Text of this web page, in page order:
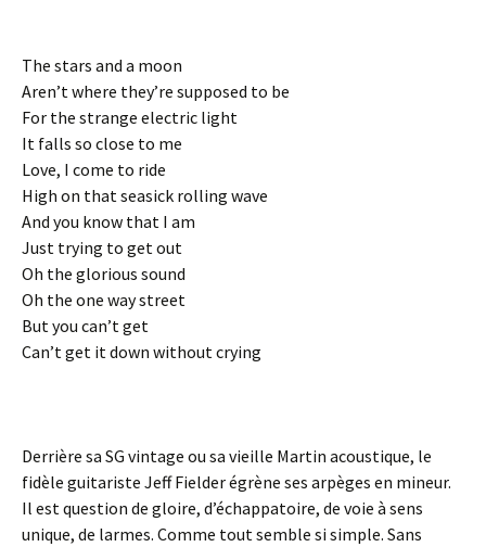
The stars and a moon
Aren’t where they’re supposed to be
For the strange electric light
It falls so close to me
Love, I come to ride
High on that seasick rolling wave
And you know that I am
Just trying to get out
Oh the glorious sound
Oh the one way street
But you can’t get
Can’t get it down without crying
Derrière sa SG vintage ou sa vieille Martin acoustique, le
fidèle guitariste Jeff Fielder égrène ses arpèges en mineur.
Il est question de gloire, d’échappatoire, de voie à sens
unique, de larmes. Comme tout semble si simple. Sans